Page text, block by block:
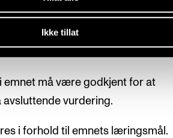
Ikke tillat
vurdering
emnet må være godkjent for at
avsluttende vurdering.
i forhold til emnets læringsmål.